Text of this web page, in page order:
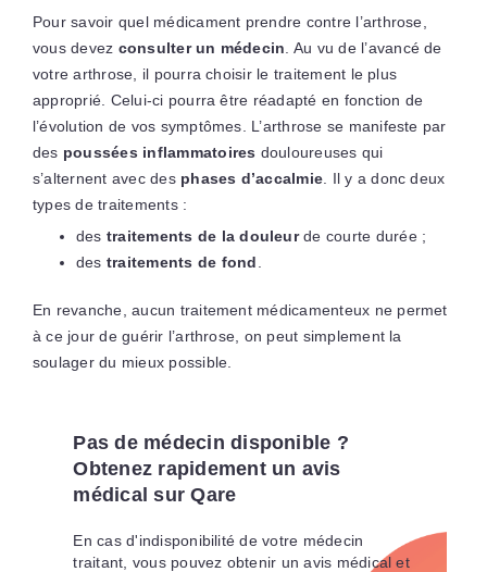
Pour savoir quel médicament prendre contre l’arthrose,
vous devez consulter un médecin . Au vu de l’avancé de
votre arthrose, il pourra choisir le traitement le plus
approprié. Celui-ci pourra être réadapté en fonction de
l’évolution de vos symptômes. L’arthrose se manifeste par
des poussées inflammatoires douloureuses qui
s’alternent avec des phases d’accalmie . Il y a donc deux
types de traitements :
des traitements de la douleurde courte durée ;
des traitements de fond
En revanche, aucun traitement médicamenteux ne permet
à ce jour de guérir l’arthrose, on peut simplement la
soulager du mieux possible.
Pas de médecin disponible ?
Obtenez rapidement un avis
médical sur Qare
En cas d'indisponibilité de votre médecin
traitant, vous pouvez obtenir un avis médical et